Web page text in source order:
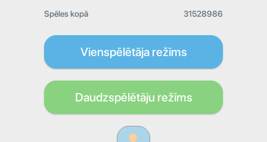
Spēles kopā 31528986
Vienspēlētāja režīms
Daudzspēlētāju režīms